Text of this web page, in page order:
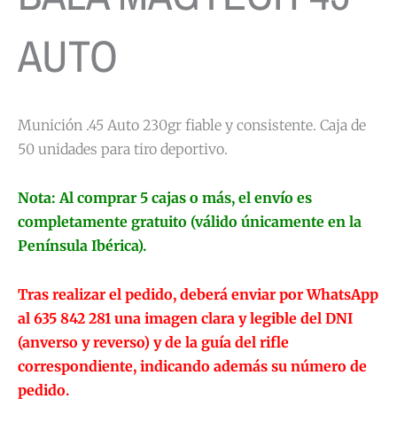
AUTO
Munición .45 Auto 230gr fiable y consistente. Caja de
50 unidades para tiro deportivo.
Nota: Al comprar 5 cajas o más, el envío es
completamente gratuito (válido únicamente en la
Península Ibérica).
Tras realizar el pedido, deberá enviar por WhatsApp
al 635 842 281 una imagen clara y legible del DNI
(anverso y reverso) y de la guía del rifle
correspondiente, indicando además su número de
pedido.